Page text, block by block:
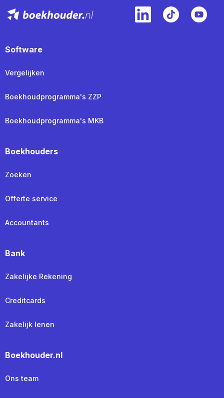
Software
Vergelijken
Boekhoudprogramma's ZZP
Boekhoudprogramma's MKB
Boekhouders
Zoeken
Offerte service
Accountants
Bank
Zakelijke Rekening
Creditcards
Zakelijk lenen
Boekhouder.nl
Ons team